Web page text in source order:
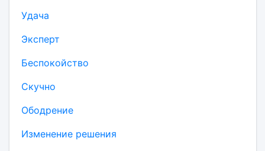
Удача
Эксперт
Беспокойство
Скучно
Ободрение
Изменение решения